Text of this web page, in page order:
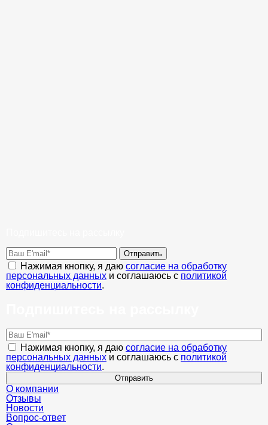
Отправить
Нажимая кнопку, я даю согласие на обработку
персональных данных и соглашаюсь с политикой
конфиденциальности.
Нажимая кнопку, я даю согласие на обработку
персональных данных и соглашаюсь с политикой
конфиденциальности.
Отправить
О компании
Отзывы
Новости
Вопрос-ответ